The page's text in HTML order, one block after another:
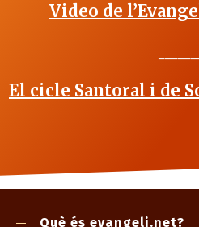
Video de
El cicle Santoral i de
Què és evangeli.net?